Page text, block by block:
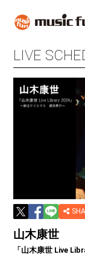
LIVE
STAY
LIVE
山木康世
「山木康世 Live